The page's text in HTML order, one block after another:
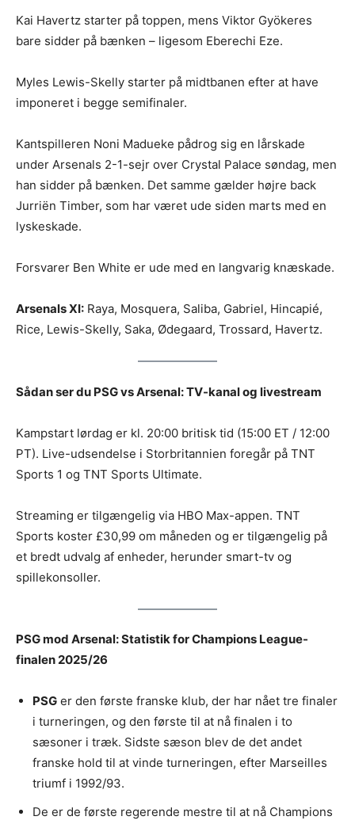
Kai Havertz starter på toppen, mens Viktor Gyökeres
bare sidder på bænken – ligesom Eberechi Eze.
Myles Lewis-Skelly starter på midtbanen efter at have
imponeret i begge semifinaler.
Kantspilleren Noni Madueke pådrog sig en lårskade
under Arsenals 2-1-sejr over Crystal Palace søndag, men
han sidder på bænken. Det samme gælder højre back
Jurriën Timber, som har været ude siden marts med en
lyskeskade.
Forsvarer Ben White er ude med en langvarig knæskade.
Arsenals XI: Raya, Mosquera, Saliba, Gabriel, Hincapié,
Rice, Lewis-Skelly, Saka, Ødegaard, Trossard, Havertz.
Sådan ser du PSG vs Arsenal: TV-kanal og livestream
Kampstart lørdag er kl. 20:00 britisk tid (15:00 ET / 12:00
PT). Live-udsendelse i Storbritannien foregår på TNT
Sports 1 og TNT Sports Ultimate.
Streaming er tilgængelig via HBO Max-appen. TNT
Sports koster £30,99 om måneden og er tilgængelig på
et bredt udvalg af enheder, herunder smart-tv og
spillekonsoller.
PSG mod Arsenal: Statistik for Champions League-
finalen 2025/26
PSG er den første franske klub, der har nået tre finaler
i turneringen, og den første til at nå finalen i to
sæsoner i træk. Sidste sæson blev de det andet
franske hold til at vinde turneringen, efter Marseilles
triumf i 1992/93.
De er de første regerende mestre til at nå Champions